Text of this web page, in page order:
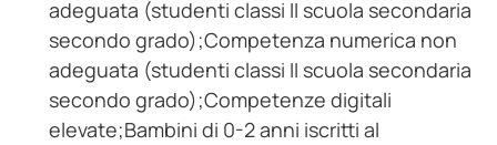
adeguata (studenti classi II scuola secondaria
secondo grado);Competenza numerica non
adeguata (studenti classi II scuola secondaria
secondo grado);Competenze digitali
elevate;Bambini di 0-2 anni iscritti al